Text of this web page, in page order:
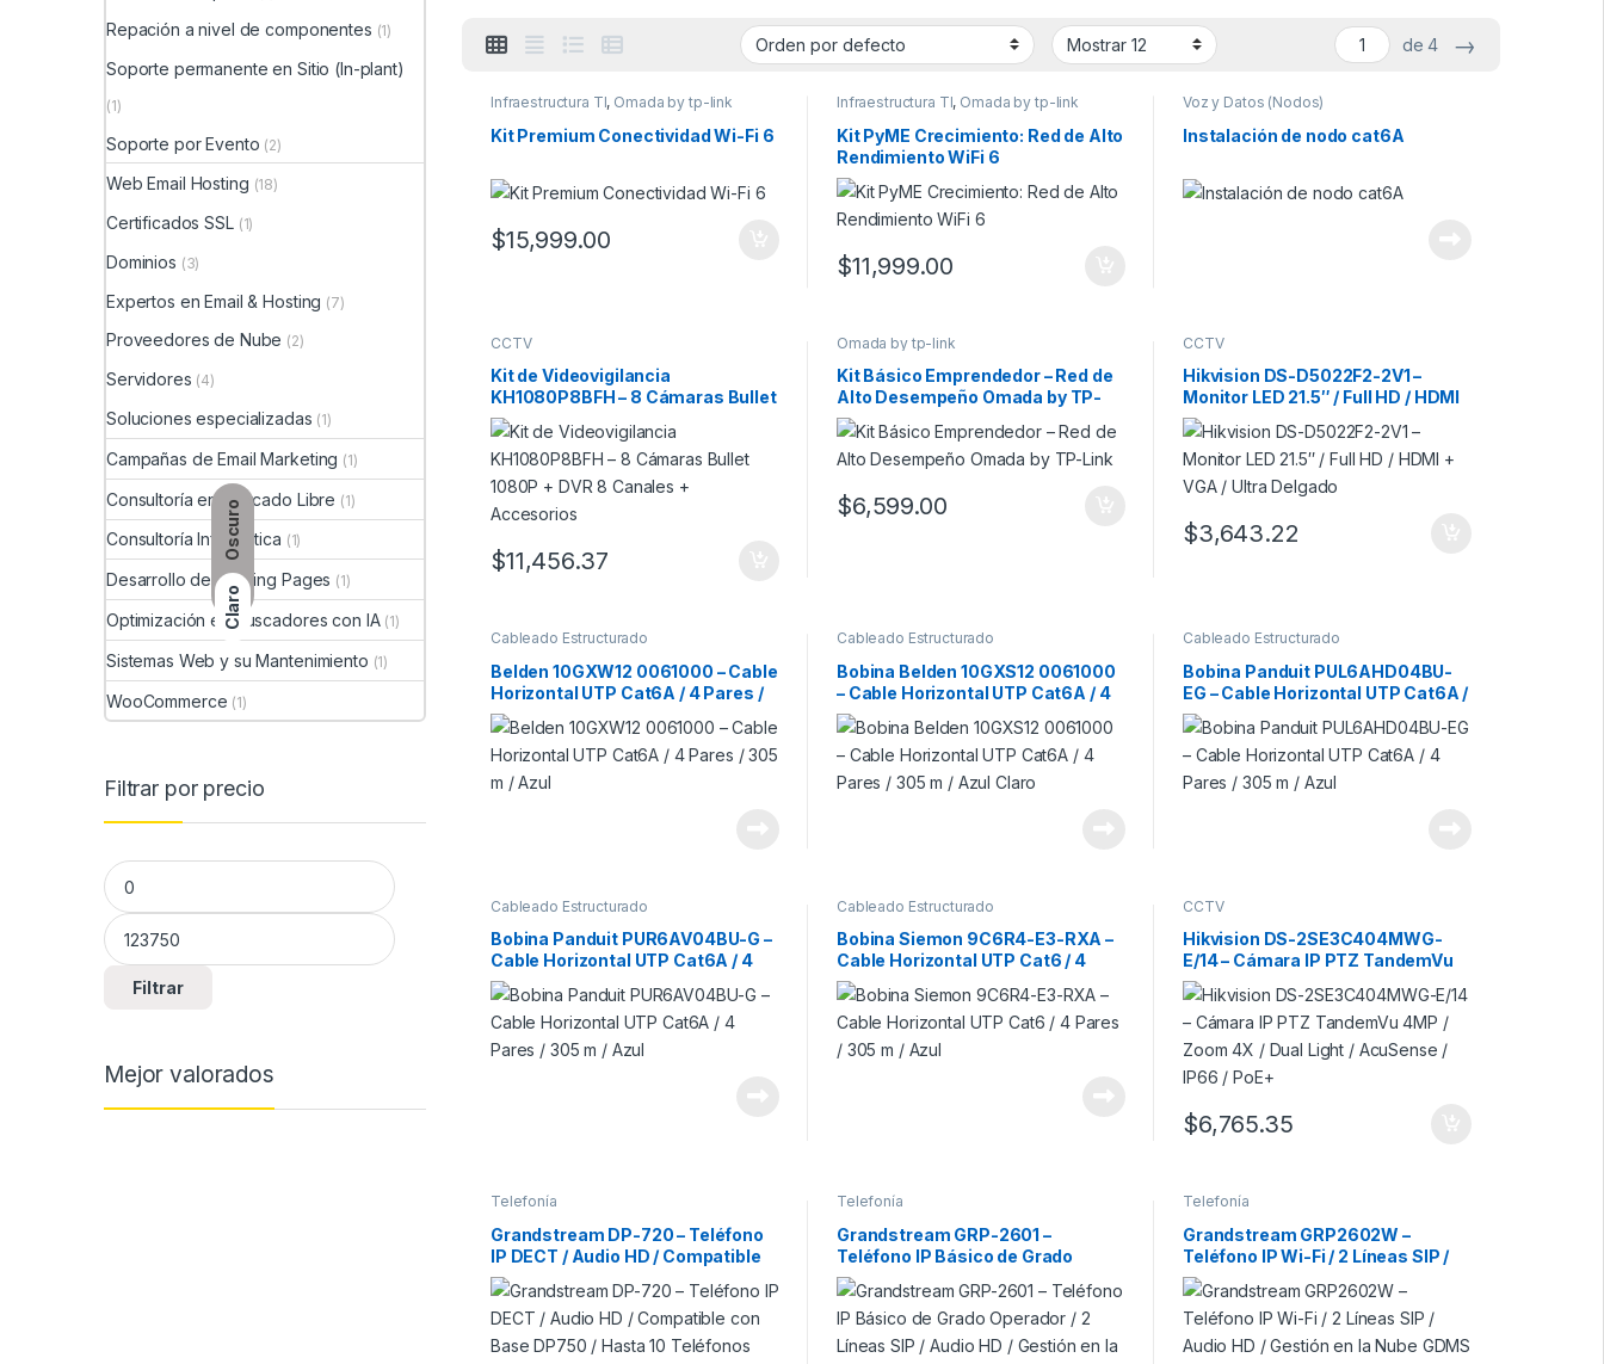
Oscuro
Claro
de 4 →
Infraestructura TI, Omada by tp-link
Kit Premium Conectividad Wi-Fi 6
$15,999.00
Infraestructura TI, Omada by tp-link
Kit PyME Crecimiento: Red de Alto
Rendimiento WiFi 6
$11,999.00
Voz y Datos (Nodos)
Instalación de nodo cat6A
CCTV
Kit de Videovigilancia
KH1080P8BFH – 8 Cámaras Bullet
1080P + DVR 8 Canales +
Accesorios
$11,456.37
Omada by tp-link
Kit Básico Emprendedor – Red de
Alto Desempeño Omada by TP-
Link
$6,599.00
CCTV
Hikvision DS-D5022F2-2V1 –
Monitor LED 21.5″ / Full HD / HDMI
+ VGA / Ultra Delgado
$3,643.22
Cableado Estructurado
Belden 10GXW12 0061000 – Cable
Horizontal UTP Cat6A / 4 Pares /
305 m / Azul
Cableado Estructurado
Bobina Belden 10GXS12 0061000
– Cable Horizontal UTP Cat6A / 4
Pares / 305 m / Azul Claro
Cableado Estructurado
Bobina Panduit PUL6AHD04BU-
EG – Cable Horizontal UTP Cat6A /
4 Pares / 305 m / Azul
Cableado Estructurado
Bobina Panduit PUR6AV04BU-G –
Cable Horizontal UTP Cat6A / 4
Pares / 305 m / Azul
Cableado Estructurado
Bobina Siemon 9C6R4-E3-RXA –
Cable Horizontal UTP Cat6 / 4
Pares / 305 m / Azul
CCTV
Hikvision DS-2SE3C404MWG-
E/14 – Cámara IP PTZ TandemVu
4MP / Zoom 4X / Dual Light /
AcuSense / IP66 / PoE+
$6,765.35
Telefonía
Grandstream DP-720 – Teléfono
IP DECT / Audio HD / Compatible
con Base DP750 / Hasta 10
Teléfonos por Base
Telefonía
Grandstream GRP-2601 –
Teléfono IP Básico de Grado
Operador / 2 Líneas SIP / Audio HD
/ Gestión en la Nube
Telefonía
Grandstream GRP2602W –
Teléfono IP Wi-Fi / 2 Líneas SIP /
Audio HD / Gestión en la Nube
GDMS
Repación a nivel de componentes (1)
Soporte permanente en Sitio (In-plant)
(1)
Soporte por Evento (2)
Web Email Hosting (18)
Certificados SSL (1)
Dominios (3)
Expertos en Email & Hosting (7)
Proveedores de Nube (2)
Servidores (4)
Soluciones especializadas (1)
Campañas de Email Marketing (1)
Consultoría en Mercado Libre (1)
Consultoría Informática (1)
Desarrollo de Landing Pages (1)
Optimización en Buscadores con IA (1)
Sistemas Web y su Mantenimiento (1)
WooCommerce (1)
Filtrar por precio
Precio mínimo
Precio máximo
Filtrar
Mejor valorados